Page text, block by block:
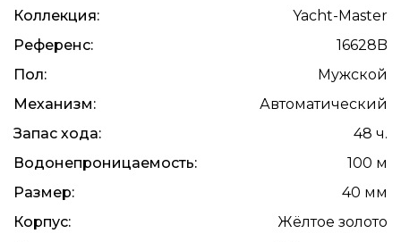
Коллекция:
Yacht-Master
Референс:
16628B
Пол:
Мужской
Механизм:
Автоматический
Запас хода:
48 ч.
Водонепроницаемость:
100 м
Размер:
40 мм
Корпус:
Жёлтое золото